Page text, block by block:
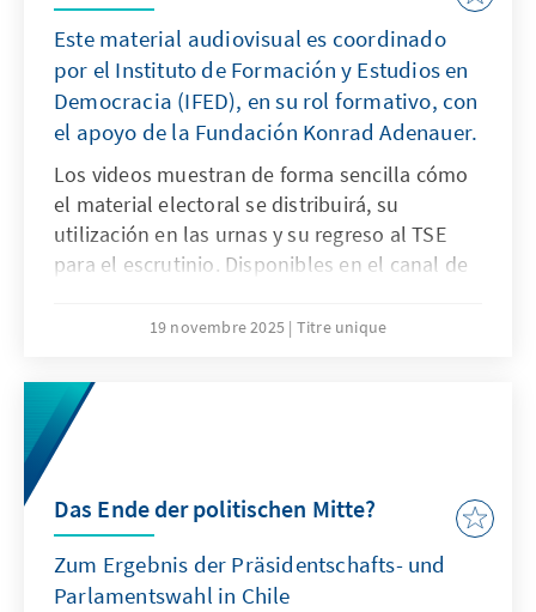
Este material audiovisual es coordinado
por el Instituto de Formación y Estudios en
Democracia (IFED), en su rol formativo, con
el apoyo de la Fundación Konrad Adenauer.
Los videos muestran de forma sencilla cómo
el material electoral se distribuirá, su
utilización en las urnas y su regreso al TSE
para el escrutinio. Disponibles en el canal de
19 novembre 2025 Titre unique
Das Ende der politischen Mitte?
Zum Ergebnis der Präsidentschafts- und
Parlamentswahl in Chile